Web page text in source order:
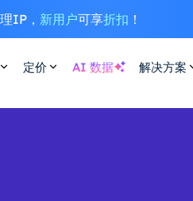
IP， 新用户可享折扣 ！
定价 AI 数据 解决方案